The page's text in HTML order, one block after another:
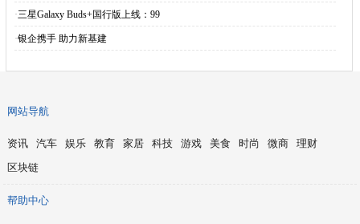
·三星Galaxy Buds+国行版上线：99
·银企携手 助力新基建
网站导航
资讯 汽车 娱乐 教育 家居 科技 游戏 美食 时尚 微商
理财
区块链
帮助中心